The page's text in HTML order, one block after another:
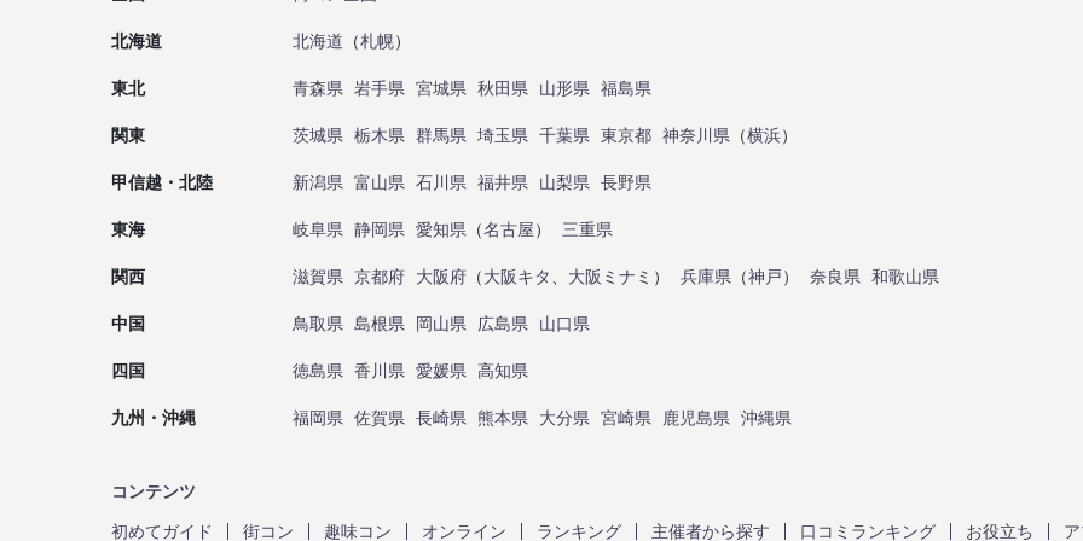
北海道 北海道 （札幌）
東北 青森県 岩手県 宮城県 秋田県 山形県 福島県
関東 茨城県 栃木県 群馬県 埼玉県 千葉県 東京都 神奈川県 （横浜）
甲信越・北陸 新潟県 富山県 石川県 福井県 山梨県 長野県
東海 岐阜県 静岡県 愛知県 （名古屋） 三重県
関西 滋賀県 京都府 大阪府 （大阪キタ 大阪ミナミ ） 兵庫県 （神戸） 奈良県 和歌山県
中国 鳥取県 島根県 岡山県 広島県 山口県
四国 徳島県 香川県 愛媛県 高知県
九州・沖縄 福岡県 佐賀県 長崎県 熊本県 大分県 宮崎県 鹿児島県 沖縄県
コンテンツ
初めてガイド
街コン 趣味コン オンライン ランキング 主催者から探す 口コミランキング お役立ち